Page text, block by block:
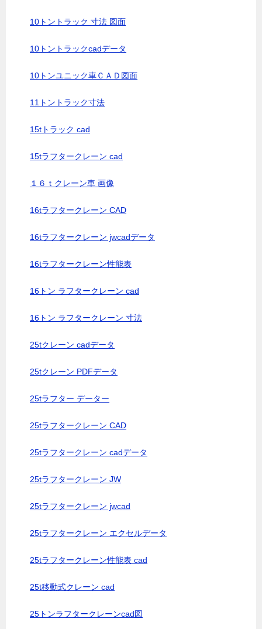
10トントラック 寸法 図面
10トントラックcadデータ
10トンユニック車ＣＡＤ図面
11トントラック寸法
15tトラック cad
15tラフタークレーン cad
１６ｔクレーン車 画像
16tラフタークレーン CAD
16tラフタークレーン jwcadデータ
16tラフタークレーン性能表
16トン ラフタークレーン cad
16トン ラフタークレーン 寸法
25tクレーン cadデータ
25tクレーン PDFデータ
25tラフター データー
25tラフタークレーン CAD
25tラフタークレーン cadデータ
25tラフタークレーン JW
25tラフタークレーン jwcad
25tラフタークレーン エクセルデータ
25tラフタークレーン性能表 cad
25t移動式クレーン cad
25トンラフタークレーンcad図